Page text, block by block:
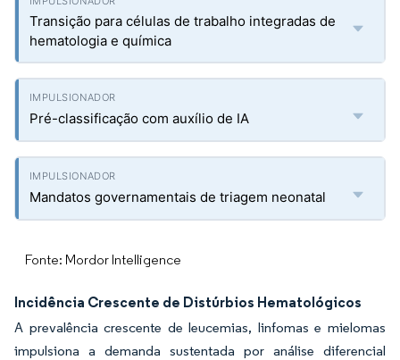
Transição para células de trabalho integradas de
hematologia e química
Pré-classificação com auxílio de IA
Mandatos governamentais de triagem neonatal
Fonte: Mordor Intelligence
Incidência Crescente de Distúrbios Hematológicos
A prevalência crescente de leucemias, linfomas e mielomas
impulsiona a demanda sustentada por análise diferencial